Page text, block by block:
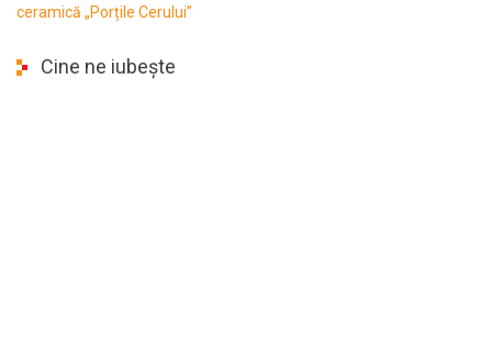
ceramică „Porțile Cerului”
Cine ne iubește